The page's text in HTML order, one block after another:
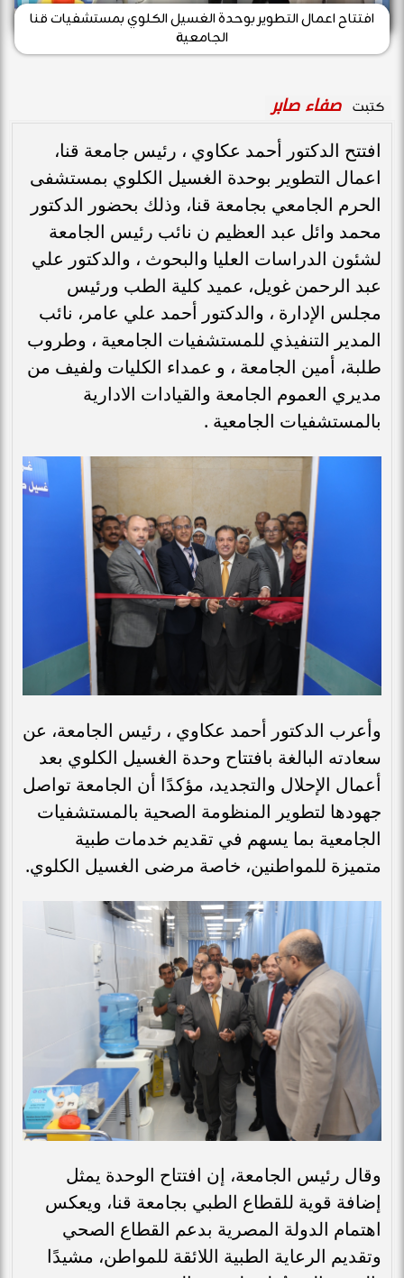
افتتاح اعمال التطوير بوحدة الغسيل الكلوي بمستشفيات قنا
الجامعية
كتبت صفاء صابر
افتتح الدكتور أحمد عكاوي ، رئيس جامعة قنا،
اعمال التطوير بوحدة الغسيل الكلوي بمستشفى
الحرم الجامعي بجامعة قنا، وذلك بحضور الدكتور
محمد وائل عبد العظيم ن نائب رئيس الجامعة
لشئون الدراسات العليا والبحوث ، والدكتور علي
عبد الرحمن غويل، عميد كلية الطب ورئيس
مجلس الإدارة ، والدكتور أحمد علي عامر، نائب
المدير التنفيذي للمستشفيات الجامعية ، وطروب
طلبة، أمين الجامعة ، و عمداء الكليات ولفيف من
مديري العموم الجامعة والقيادات الادارية
بالمستشفيات الجامعية .
وأعرب الدكتور أحمد عكاوي ، رئيس الجامعة، عن
سعادته البالغة بافتتاح وحدة الغسيل الكلوي بعد
أعمال الإحلال والتجديد، مؤكدًا أن الجامعة تواصل
جهودها لتطوير المنظومة الصحية بالمستشفيات
الجامعية بما يسهم في تقديم خدمات طبية
متميزة للمواطنين، خاصة مرضى الغسيل الكلوي.
وقال رئيس الجامعة، إن افتتاح الوحدة يمثل
إضافة قوية للقطاع الطبي بجامعة قنا، ويعكس
اهتمام الدولة المصرية بدعم القطاع الصحي
وتقديم الرعاية الطبية اللائقة للمواطن، مشيدًا